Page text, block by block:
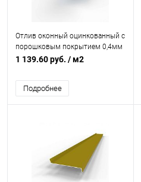
Отлив оконный оцинкованный c
порошковым покрытием 0,4мм
RAL 6034
1 139.60 руб. / м2
Подробнее